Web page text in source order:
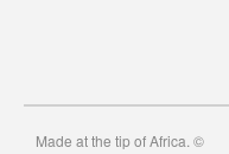
Made at the tip of Africa. ©